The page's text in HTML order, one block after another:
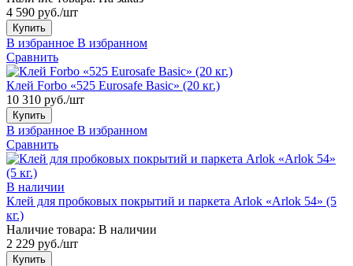
4 590 руб./шт
Купить
В избранное В избранном
Сравнить
Клей Forbo «525 Eurosafe Basic» (20 кг.)
10 310 руб./шт
Купить
В избранное В избранном
Сравнить
В наличии
Клей для пробковых покрытий и паркета Arlok «Arlok 54» (5
кг.)
Наличие товара: В наличии
2 229 руб./шт
Купить